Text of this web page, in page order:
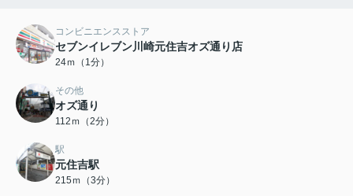
コンビニエンスストア
セブンイレブン川崎元住吉オズ通り店
24ｍ（1分）
その他
オズ通り
112ｍ（2分）
駅
元住吉駅
215ｍ（3分）